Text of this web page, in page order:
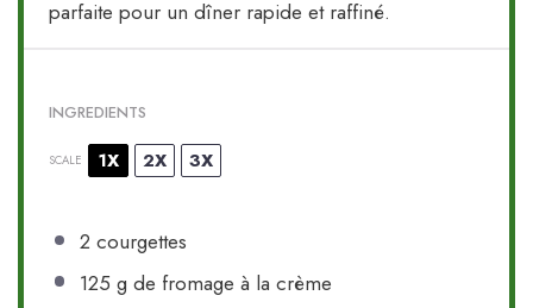
parfaite pour un dîner rapide et raffiné.
INGREDIENTS
SCALE 1X 2X 3X
2 courgettes
125 g de fromage à la crème